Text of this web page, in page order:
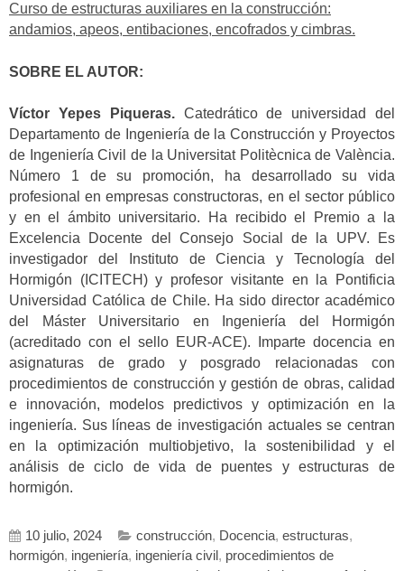
Curso de estructuras auxiliares en la construcción:
andamios, apeos, entibaciones, encofrados y cimbras.
SOBRE EL AUTOR:
Víctor Yepes Piqueras.Catedrático de universidad del
Departamento de Ingeniería de la Construcción y Proyectos
de Ingeniería Civil de la Universitat Politècnica de València.
Número 1 de su promoción, ha desarrollado su vida
profesional en empresas constructoras, en el sector público
y en el ámbito universitario. Ha recibido el Premio a la
Excelencia Docente del Consejo Social de la UPV. Es
investigador del Instituto de Ciencia y Tecnología del
Hormigón (ICITECH) y profesor visitante en la Pontificia
Universidad Católica de Chile. Ha sido director académico
del Máster Universitario en Ingeniería del Hormigón
(acreditado con el sello EUR-ACE). Imparte docencia en
asignaturas de grado y posgrado relacionadas con
procedimientos de construcción y gestión de obras, calidad
e innovación, modelos predictivos y optimización en la
ingeniería. Sus líneas de investigación actuales se centran
en la optimización multiobjetivo, la sostenibilidad y el
análisis de ciclo de vida de puentes y estructuras de
hormigón.
10 julio, 2024 construcción, Docencia, estructuras,
hormigón, ingeniería, ingeniería civil, procedimientos de